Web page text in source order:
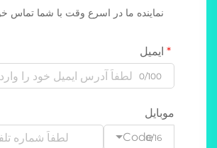
نماینده ما در اسرع وقت با شما تماس
ایمیل
0/100
موبایل
Code0/16